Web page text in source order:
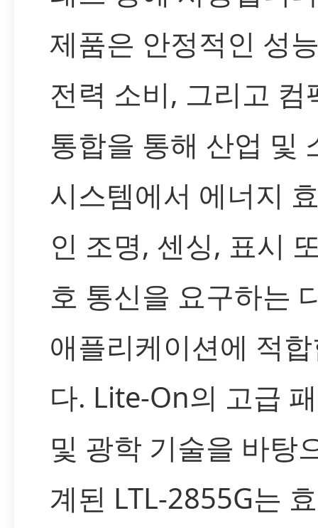
제품은 안정적인 성
전력 소비, 그리고 컴
통합을 통해 산업 및
시스템에서 에너지
인 조명, 센싱, 표시
호 통신을 요구하는
애플리케이션에 적
다. Lite-On의 고급
및 광학 기술을 바탕
계된 LTL-2855G는